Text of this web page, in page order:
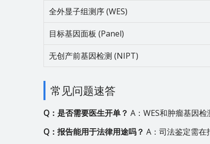
全外显子组测序 (WES)
目标基因面板 (Panel)
无创产前基因检测 (NIPT)
常见问题速答
Q：是否需要医生开单？ A：WES和肿瘤基因
Q：报告能用于法律用途吗？ A：司法鉴定需在